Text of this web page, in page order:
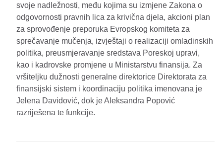
svoje nadležnosti, među kojima su izmjene Zakona o
odgovornosti pravnih lica za krivična djela, akcioni plan
za sprovođenje preporuka Evropskog komiteta za
sprečavanje mučenja, izvještaji o realizaciji omladinskih
politika, preusmjeravanje sredstava Poreskoj upravi,
kao i kadrovske promjene u Ministarstvu finansija. Za
vršiteljku dužnosti generalne direktorice Direktorata za
finansijski sistem i koordinaciju politika imenovana je
Jelena Davidović, dok je Aleksandra Popović
razriješena te funkcije.